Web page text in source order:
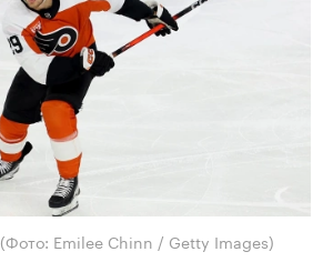
(Фото: Emilee Chinn / Getty Images)